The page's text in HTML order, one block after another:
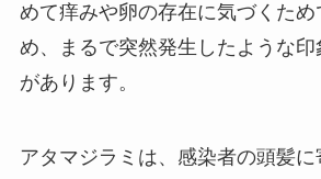
めて痒みや卵の存在に気づくため
め、まるで突然発生したような印
があります。​
アタマジラミは、感染者の頭髪